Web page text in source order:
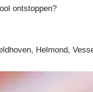
ontstoppen?
Helmond,